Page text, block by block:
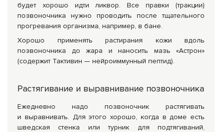
будет хорошо идти ликвор. Все правки (тракции)
позвоночника нужно проводить после тщательного
прогревания организма, например, в бане.
Хорошо применять растирания кожи вдоль
позвоночника до жара и наносить мазь «Астрон»
(содержит Тактивин — нейроиммунный пептид).
Растягивание и выравнивание позвоночника
Ежедневно надо позвоночник растягивать
и выравнивать. Для этого хорошо, когда в доме есть
шведская стенка или турник для подтягиваний,